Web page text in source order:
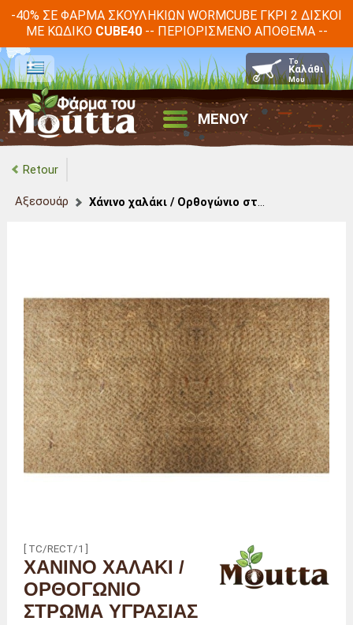
-40% ΣΕ ΦΆΡΜΑ ΣΚΟΥΛΗΚΙΏΝ WORMCUBE ΓΚΡΙ 2 ΔΊΣΚΟΙ
ΜΕ ΚΩΔΙΚΌ CUBE40-- ΠΕΡΙΟΡΙΣΜΈΝΟ ΑΠΌΘΕΜΑ --
ΜΕΝΟΥ
Retour
Αξεσουάρ Χάνινο χαλάκι / Ορθογώνιο στρώμα υγρασίας
[ TC/RECT/1 ]
ΧΆΝΙΝΟ ΧΑΛΆΚΙ /
ΟΡΘΟΓΏΝΙΟ
ΣΤΡΏΜΑ ΥΓΡΑΣΊΑΣ